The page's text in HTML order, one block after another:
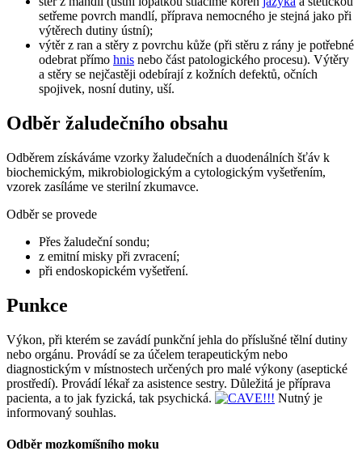
setřeme povrch mandlí, příprava nemocného je stejná jako při
výtěrech dutiny ústní);
výtěr z ran a stěry z povrchu kůže (při stěru z rány je potřebné
odebrat přímo hnis nebo část patologického procesu). Výtěry
a stěry se nejčastěji odebírají z kožních defektů, očních
spojivek, nosní dutiny, uší.
Odběr žaludečního obsahu
Odběrem získáváme vzorky žaludečních a duodenálních šťáv k
biochemickým, mikrobiologickým a cytologickým vyšetřením,
vzorek zasíláme ve sterilní zkumavce.
Odběr se provede
Přes žaludeční sondu;
z emitní misky při zvracení;
při endoskopickém vyšetření.
Punkce
Výkon, při kterém se zavádí punkční jehla do příslušné tělní dutiny
nebo orgánu. Provádí se za účelem terapeutickým nebo
diagnostickým v místnostech určených pro malé výkony (aseptické
prostředí). Provádí lékař za asistence sestry. Důležitá je příprava
pacienta, a to jak fyzická, tak psychická.
Nutný je
informovaný souhlas.
Odběr mozkomíšního moku